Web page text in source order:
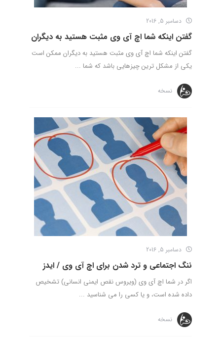
دسامبر 5, 2016
گفتن اینکه شما اچ آی وی مثبت هستید به دیگران
گفتن اینکه شما اچ آی وی مثبت هستید به دیگران ممکن است
یکی از مشکل ترین چیزهایی باشد که شما ...
نسخه
دسامبر 5, 2016
ننگ اجتماعی و ترد شدن برای اچ آی وی / ایدز
اگر در شما اچ آی وی (ویروس نقص ایمنی انسانی) تشخیص
داده شده است، و یا کسی را می شناسید ...
نسخه